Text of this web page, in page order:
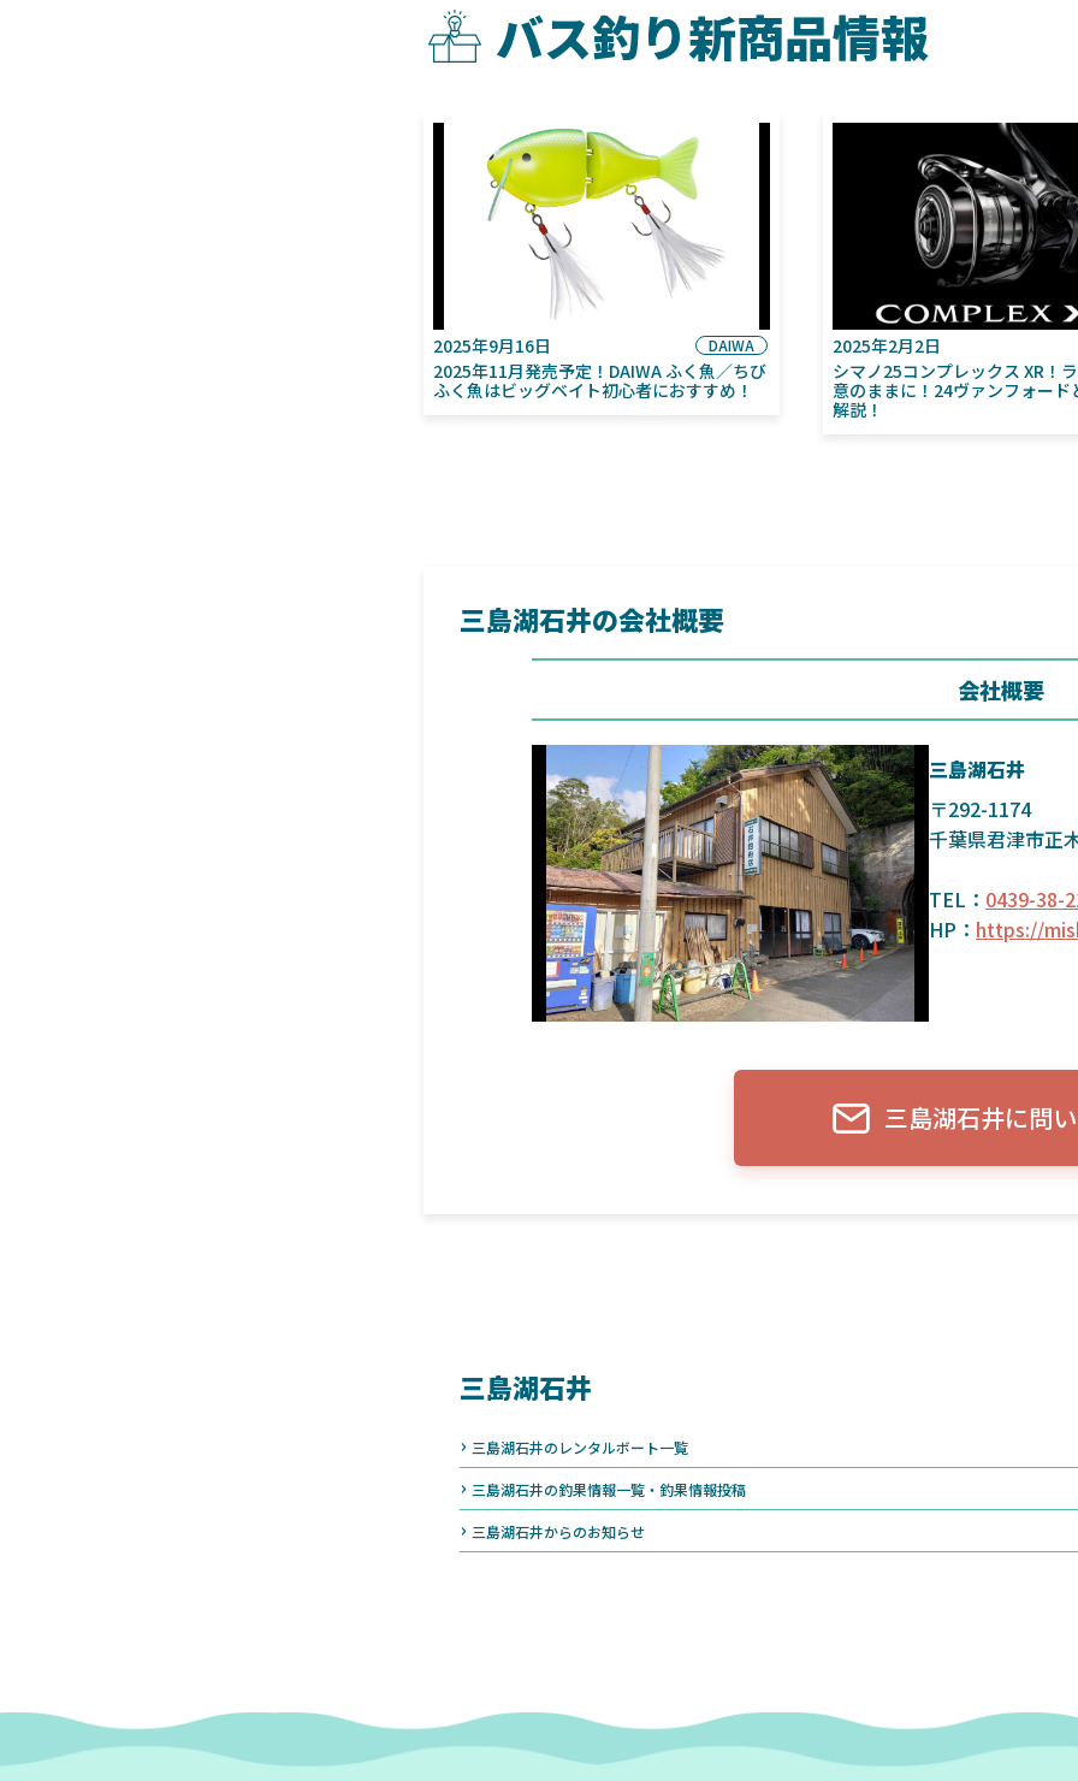
バス釣り新商品情報
2025年9月16日 DAIWA
2025年11月発売予定！DAIWA ふく魚／ちび
ふく魚はビッグベイト初心者におすすめ！
2025年2月2日
シマノ25コンプレックス XR！
意のままに！24ヴァンフォード
解説！
三島湖石井の会社概要
会社概要
三島湖石井
〒292-1174
千葉県君津市正
TEL： 0439-38-
HP： https://
三島湖石井に問
三島湖石井
三島湖石井のレンタルボート一覧
三島湖石井の釣果情報一覧・釣果情報投稿
三島湖石井からのお知らせ